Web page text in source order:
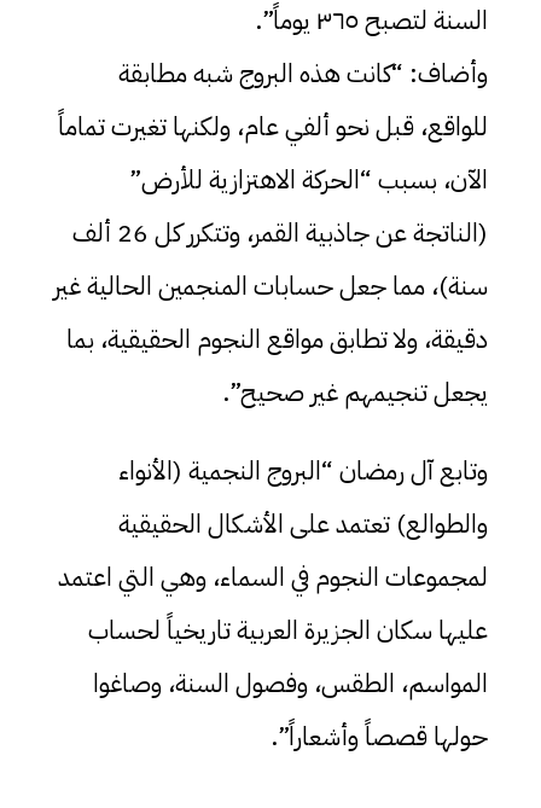
السنة لتصبح ٣٦٥ يوماً”.
وأضاف: “كانت هذه البروج شبه مطابقة
للواقع، قبل نحو ألفي عام، ولكنها تغيرت تماماً
الآن، بسبب “الحركة الاهتزازية للأرض”
(الناتجة عن جاذبية القمر، وتتكرر كل 26 ألف
سنة)، مما جعل حسابات المنجمين الحالية غير
دقيقة، ولا تطابق مواقع النجوم الحقيقية، بما
يجعل تنجيمهم غير صحيح”.
وتابع آل رمضان “البروج النجمية (الأنواء
والطوالع) تعتمد على الأشكال الحقيقية
لمجموعات النجوم في السماء، وهي التي اعتمد
عليها سكان الجزيرة العربية تاريخياً لحساب
المواسم، الطقس، وفصول السنة، وصاغوا
حولها قصصاً وأشعاراً”.